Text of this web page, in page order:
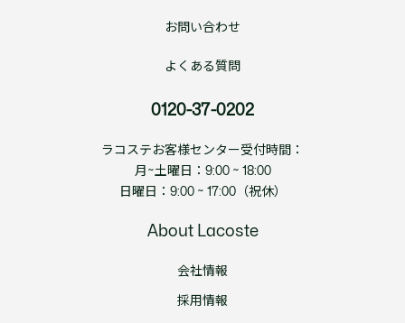
お問い合わせ
よくある質問
0120-37-0202
ラコステお客様センター受付時間：
月~土曜日：9:00 ~ 18:00
日曜日：9:00 ~ 17:00（祝休）
About Lacoste
会社情報
採用情報